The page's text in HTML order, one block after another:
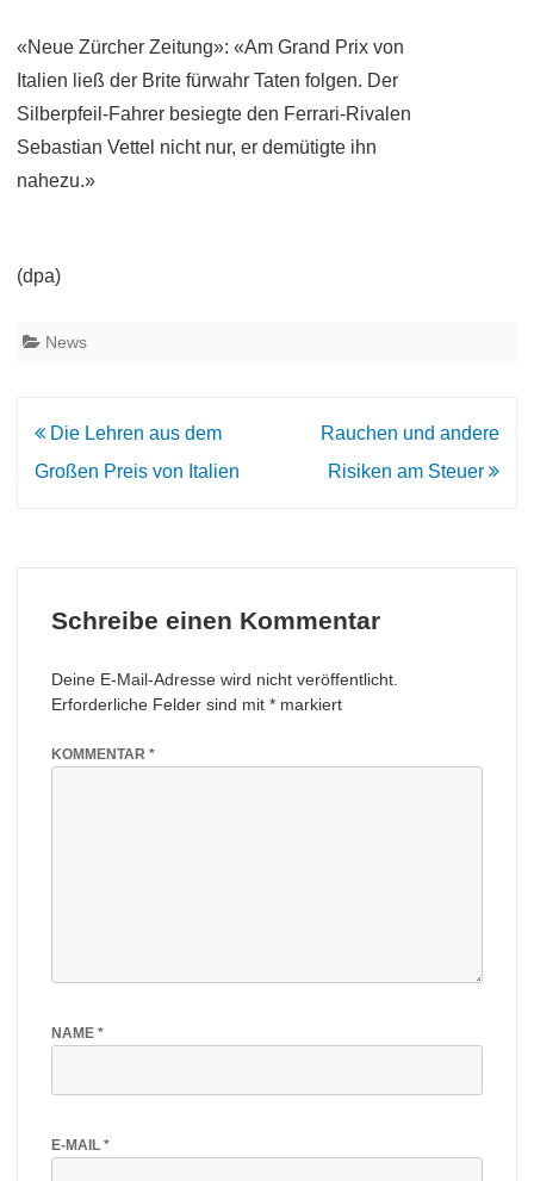
«Neue Zürcher Zeitung»: «Am Grand Prix von
Italien ließ der Brite fürwahr Taten folgen. Der
Silberpfeil-Fahrer besiegte den Ferrari-Rivalen
Sebastian Vettel nicht nur, er demütigte ihn
nahezu.»
(dpa)
News
Beitrags-
Navigation
Die Lehren aus dem
Großen Preis von Italien
Rauchen und andere
Risiken am Steuer
Schreibe einen Kommentar
Deine E-Mail-Adresse wird nicht veröffentlicht.
Erforderliche Felder sind mit * markiert
KOMMENTAR *
NAME *
E-MAIL *